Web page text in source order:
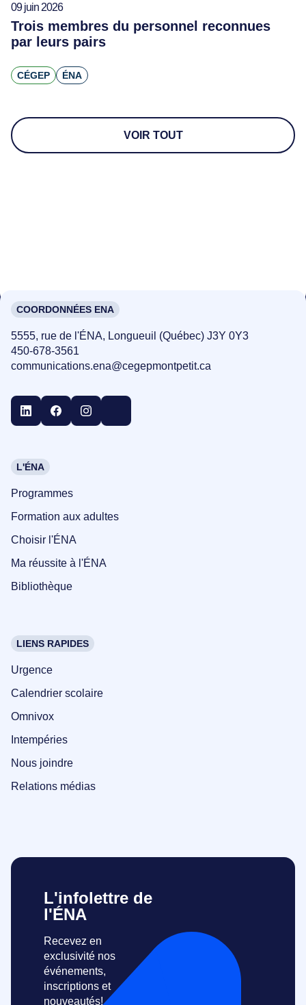
09 juin 2026
Trois membres du personnel reconnues
par leurs pairs
CÉGEP ÉNA
VOIR TOUT
COORDONNÉES ENA
5555, rue de l'ÉNA, Longueuil (Québec) J3Y 0Y3
450-678-3561
communications.ena@cegepmontpetit.ca
L'ÉNA
Programmes
Formation aux adultes
Choisir l'ÉNA
Ma réussite à l'ÉNA
Bibliothèque
LIENS RAPIDES
Urgence
Calendrier scolaire
Omnivox
Intempéries
Nous joindre
Relations médias
L'infolettre de
l'ÉNA
Recevez en
exclusivité nos
événements,
inscriptions et
nouveautés!